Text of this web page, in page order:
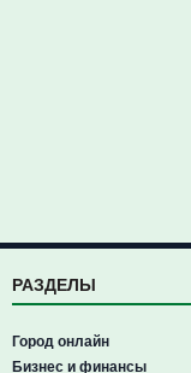
РАЗДЕЛЫ
Город онлайн
Бизнес и финансы